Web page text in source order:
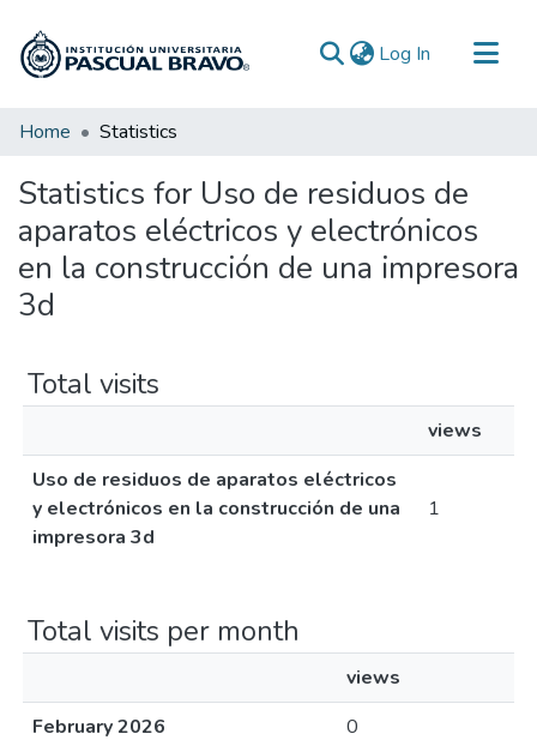
Log In (current)
Communities & Collections
Home Statistics
Statistics for Uso de residuos de
aparatos eléctricos y electrónicos
en la construcción de una impresora
3d
Total visits
views
Uso de residuos de aparatos eléctricos
y electrónicos en la construcción de una
impresora 3d
1
Total visits per month
views
February 2026
0